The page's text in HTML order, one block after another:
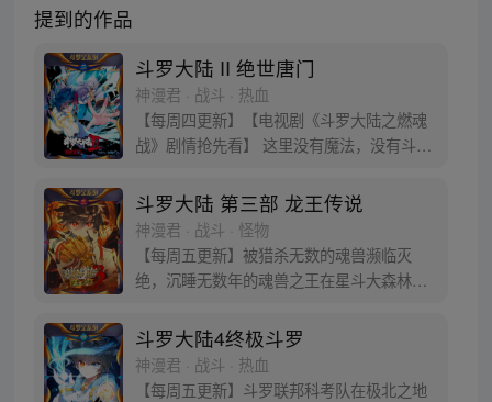
提到的作品
斗罗大陆 II 绝世唐门
神漫君 · 战斗 · 热血
【每周四更新】【电视剧《斗罗大陆之燃魂
战》剧情抢先看】 这里没有魔法，没有斗
后的斗罗大陆上，唐门式微，一代天骄霍雨
浩横空出世，一切的神奇都将一一展现。 唐
门暗器能否重振雄风，唐门能否重现辉煌，
一切尽绝世唐门！
斗罗大陆 第三部 龙王传说
神漫君 · 战斗 · 怪物
【每周五更新】被猎杀无数的魂兽濒临灭
绝，沉睡无数年的魂兽之王在星斗大森林最
魂”遇上执着而顽强的少年唐舞麟，万众瞩目
的武魂传奇将再次被书写。我们不期待奇
迹，但要给奇迹一个机会。
斗罗大陆4终极斗罗
神漫君 · 战斗 · 热血
【每周五更新】斗罗联邦科考队在极北之地